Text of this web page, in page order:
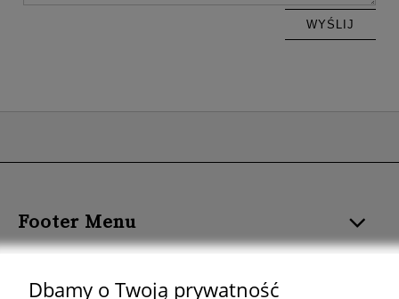
WYŚLIJ
Footer Menu
Dbamy o Twoją prywatność